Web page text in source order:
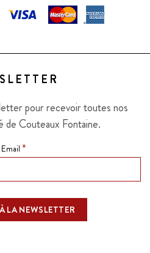
pour recevoir toutes nos
de Couteaux Fontaine.
Email *